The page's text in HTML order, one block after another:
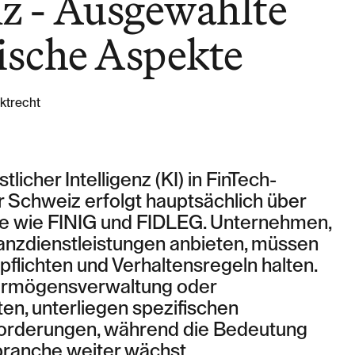
Aspekte
Intelligenz (KI) in FinTech-
Schweiz erfolgt hauptsächlich über
wie FINIG und FIDLEG. Unternehmen,
anbieten, müssen
und Verhaltensregeln halten.
oder
unterliegen spezifischen
während die Bedeutung
weiter wächst.